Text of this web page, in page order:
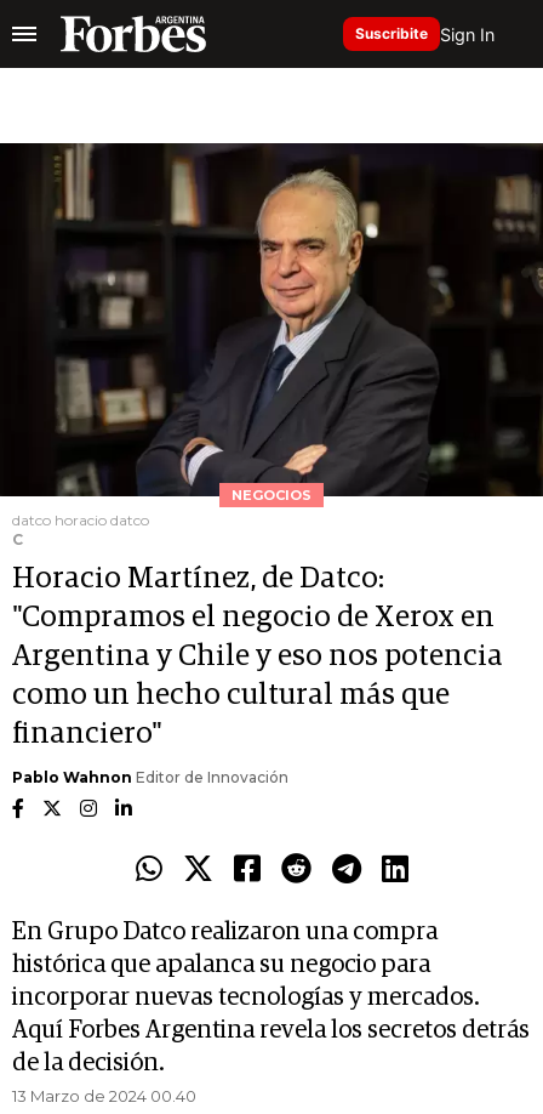
Suscribite Sign In
NEGOCIOS
datco horacio datco
C
Horacio Martínez, de Datco:
"Compramos el negocio de Xerox en
Argentina y Chile y eso nos potencia
como un hecho cultural más que
financiero"
Pablo Wahnon Editor de Innovación
En Grupo Datco realizaron una compra
histórica que apalanca su negocio para
incorporar nuevas tecnologías y mercados.
Aquí Forbes Argentina revela los secretos detrás
de la decisión.
13 Marzo de 2024 00.40